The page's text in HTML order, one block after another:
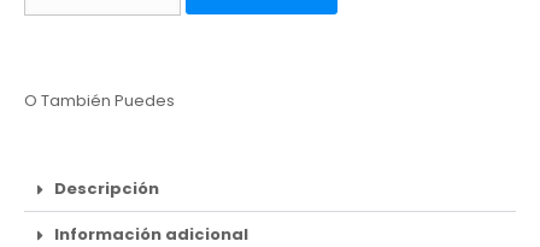
O También Puedes
Descripción
Información adicional